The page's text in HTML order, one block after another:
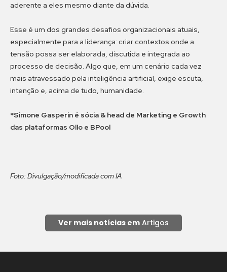
aderente a eles mesmo diante da dúvida.
Esse é um dos grandes desafios organizacionais atuais,
especialmente para a liderança: criar contextos onde a
tensão possa ser elaborada, discutida e integrada ao
processo de decisão. Algo que, em um cenário cada vez
mais atravessado pela inteligência artificial, exige escuta,
intenção e, acima de tudo, humanidade.
*Simone Gasperin é sócia & head de Marketing e Growth
das plataformas Ollo e BPool
Foto: Divulgação/modificada com IA
Ver mais notícias em Artigos